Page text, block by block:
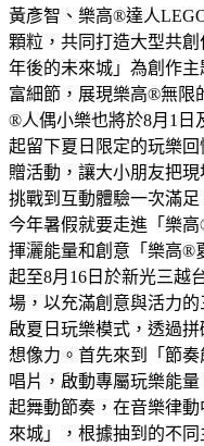
黃彥智、樂高®達人
顆粒，共同打造大型共
年後的未來城」為創作
富細節，展現樂高®無限
®人偶小樂也將於8月1日
起留下夏日限定的玩樂
贈活動，讓大小朋友把
挑戰到互動體驗一次滿
今年暑假就要走進「樂
揮灑能量和創意「樂高®
起至8月16日於新光三越
場，以充滿創意與活力
啟夏日玩樂模式，透過
想像力。首先來到「節
唱片，啟動專屬玩樂能
起舞動節奏，在音樂律
來城」，根據抽到的不